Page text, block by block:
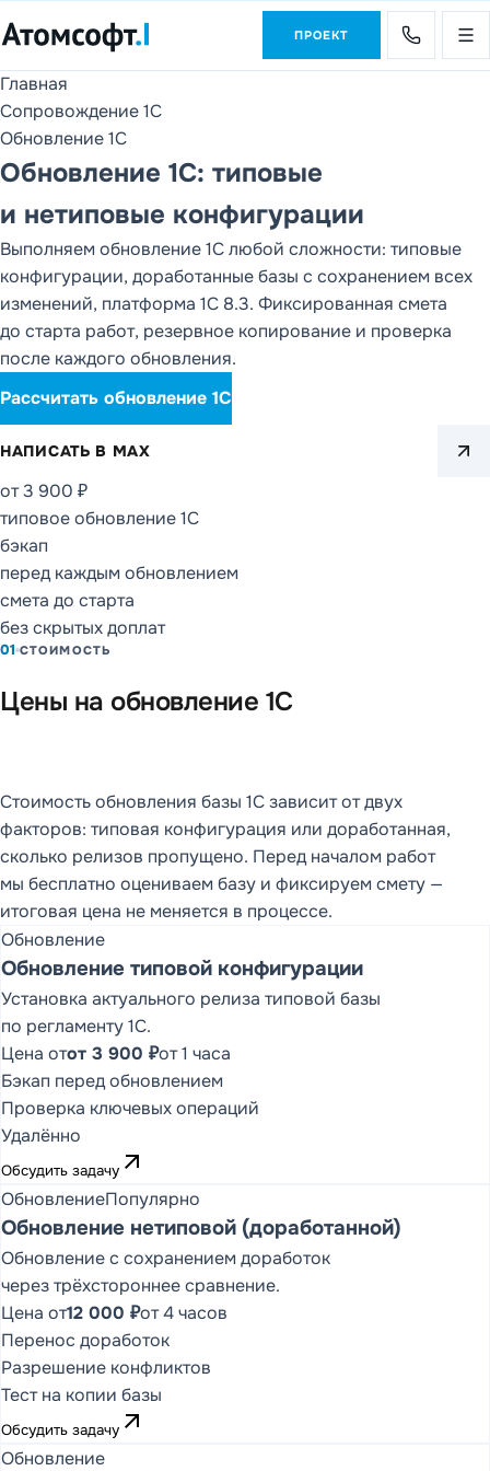
ПРОЕКТ
Продукты
1С и DD FLOW
Услуги
DD FLOW
О компании
Партнеры, клиенты,
отзывы и контакты
Новости
Статьи
РАЗДЕЛ САЙТА
Продукты
1С и DD FLOW
СОПРОВОЖДЕНИЕ
И СЕРВИСЫ
1С:ИТС
Информационная
система
Сервисы 1С:ИТС
FAQ
КОНФИГУРАЦИИ И
РАСКРЫВАЕМЫЕ
СПИСКИ
ФУНКЦИОНАЛЬНЫХ
1С:Предприятие
8
Каталог конфигураций
1С:ERP Статьи (16)
1С:КА Статьи (16)
1С:УТ Статьи (13)
1С:УНФ Статьи (19)
1С:БухгалтерияСтатьи (22)
1С:Розница
Главная
Сопровождение 1С
Обновление 1С
Обновление 1С: типовые
и нетиповые конфигурации
Выполняем обновление 1С любой сложности: типовые
конфигурации, доработанные базы с сохранением всех
изменений, платформа 1С 8.3. Фиксированная смета
до старта работ, резервное копирование и проверка
после каждого обновления.
Рассчи­тать обно­вление 1С
НАПИСАТЬ В MAX
от 3 900 ₽
типовое обновление 1С
бэкап
перед каждым обновлением
смета до старта
без скрытых доплат
01 СТОИМОСТЬ
Цены на обновление 1С
Стоимость обновления базы 1С зависит от двух
факторов: типовая конфигурация или доработанная,
сколько релизов пропущено. Перед началом работ
мы бесплатно оцениваем базу и фиксируем смету —
итоговая цена не меняется в процессе.
Обновление
Обновление типовой конфигурации
Установка актуального релиза типовой базы
по регламенту 1С.
Цена отот 3 900 ₽от 1 часа
Бэкап перед обновлением
Проверка ключевых операций
Удалённо
Обсудить задачу arrow_outward
ОбновлениеПопулярно
Обновление нетиповой (доработанной)
Обновление с сохранением доработок
через трёхстороннее сравнение.
Цена от12 000 ₽от 4 часов
Перенос доработок
Разрешение конфликтов
Тест на копии базы
Обсудить задачу arrow_outward
Обновление